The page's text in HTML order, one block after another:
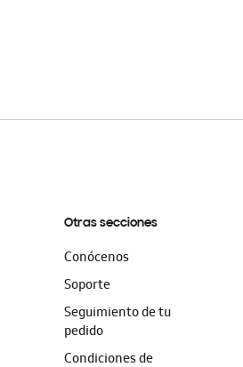
Otras secciones
Conócenos
Soporte
Seguimiento de tu
pedido
Condiciones de